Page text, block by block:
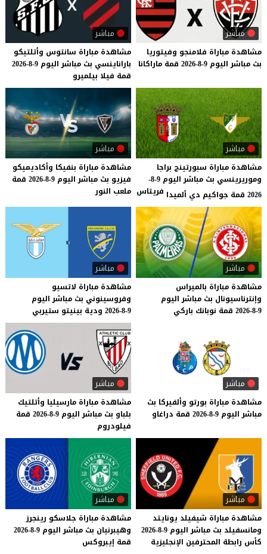
مباشر
مشاهدة مباراة فلامنجو وفيتوريا
بث مباشر اليوم 9-8-2026 قمة ماراكانا
مباشر
مشاهدة مباراة سانتوس وأتلتيكو
باراناينسي بث مباشر اليوم 9-8-2026
قمة فيلا بيلميرو
مباشر
مشاهدة مباراة سبورتينج براجا
وموريرينسي بث مباشر اليوم 9-8-
2026 قمة جواكيم دي ألميدا
فريتاس
مباشر
مشاهدة مباراة بنفيكا وأكاديميكو
فيزيو بث مباشر اليوم 9-8-2026
قمة
ملعب النور
مباشر
مشاهدة مباراة بالميراس
وإنترناسيونال بث مباشر اليوم
9-8-2026
قمة نوبانك باركي
مباشر
مشاهدة مباراة لاتسيو
وفروسينوني بث مباشر اليوم
9-8-2026
ودية بينيتو ستيربي
مباشر
مشاهدة مباراة بورتو وألفيركا بث
مباشر اليوم 9-8-2026 قمة دراغاو
مباشر
مشاهدة مباراة مارسيليا وأتلتيك
بلباو بث مباشر اليوم 9-8-2026
قمة
فيلودروم
مباشر
مشاهدة مباراة شيفيلد يونايتد
ومانسفيلد بث مباشر اليوم 9-8-2026
كأس رابطة المحترفين الإنجليزية
مباشر
مشاهدة مباراة جلاسكو رينجرز
وهيبرنيان بث مباشر اليوم 9-8-2026
قمة إيبروكس